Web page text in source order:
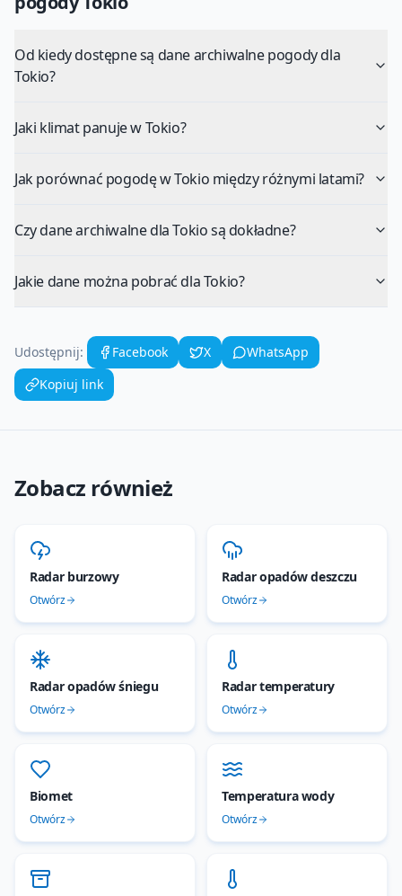
Od kiedy dostępne są dane archiwalne pogody dla
Tokio?
Jaki klimat panuje w Tokio?
Jak porównać pogodę w Tokio między różnymi latami?
Czy dane archiwalne dla Tokio są dokładne?
Jakie dane można pobrać dla Tokio?
Udostępnij: Facebook X
WhatsApp
Kopiuj link
Zobacz również
Radar burzowy
Otwórz
Radar opadów deszczu
Otwórz
Radar opadów śniegu
Otwórz
Radar temperatury
Otwórz
Biomet
Otwórz
Temperatura wody
Otwórz